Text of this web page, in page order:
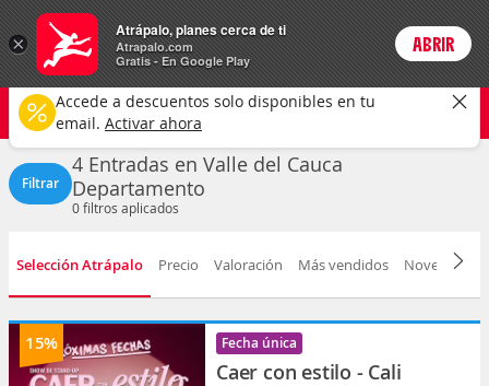
Entradas Login
Valle del Cauca
Cualquier tipo Cualquier fecha
CAMBIAR
Filtrar
4 Entradas en Valle del Cauca
Departamento
0filtros aplicados
Selección Atrápalo Precio Valoración Más vendidos Novedad
15% Fecha única
Caer con estilo - Cali
×
Atrápalo, planes cerca de ti
Atrapalo.com
Gratis - En Google Play
ABRIR
Accede a descuentos solo disponibles en tu
email. Activar ahora